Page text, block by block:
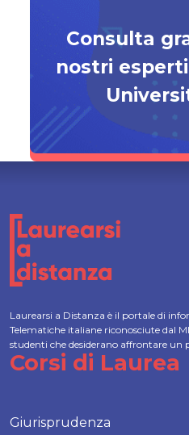
Consulta
nostri
Laurearsi a Distanza è il portale di
Telematiche italiane riconosciute dal
studenti che desiderano affrontare un
Corsi di Laurea
Giurisprudenza